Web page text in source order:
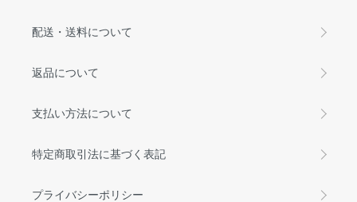
配送・送料について
返品について
支払い方法について
特定商取引法に基づく表記
プライバシーポリシー